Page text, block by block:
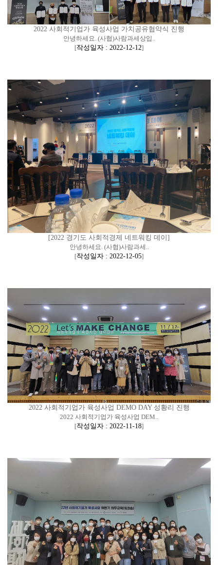
2022 사회적기업가 육성사업 가치공유협약식 진행
안녕하세요. (사협)사람과세상입..
[작성일자 : 2022-12-12]
[2022 경기도 사회적경제 네트워킹 데이]
안녕하세요. (사협)사람과세..
[작성일자 : 2022-12-05]
2022 사회적기업가 육성사업 DEMO DAY 성황리 진행
2022 사회적기업가 육성사업 DEM..
[작성일자 : 2022-11-18]